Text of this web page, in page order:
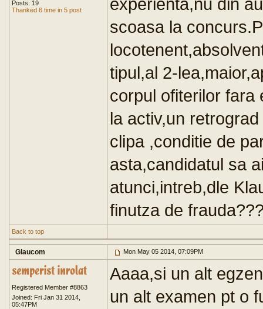
Posts: 19
Thanked 6 time in 5 post
scoasa la
tipul,al 2-
corpul ofiterilor fara
la activ,un
clipa ,conditie de
asta,candidatul sa
atunci,intreb,dle
finutza de
Back to top
Glaucom Mon May 05 2014, 07:09PM
Registered Member #8863
Joined: Fri Jan 31 2014,
05:47PM
Aaaa,si un alt
un alt examen pt o